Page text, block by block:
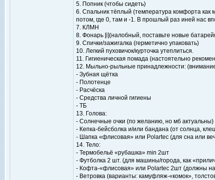
5. Попник (чтобы сидеть)
6. Спальник тёплый (температура комфорта как
потом, где 0, там и -1. В прошлый раз иней нас
7. КЛМН
8. Фонарь [i](налобный, поставьте новые
9. Спички/зажигалка (герметично упаковать)
10. Легкий пуховичок/курточка утеплиться.
11. Гигиеническая помада (настоятельно
12. Мыльно-рыльные принадлежности:
- Зубная щётка
- Полотенце
- Расчёска
- Средства личной гигиены
- ТБ
13. Голова:
- Солнечные очки (по желанию, но мб актуальны)
- Кепка-бейсболка и/или бандана (от солнца,
- Шапка «флисовая» или Polartec (для сна или
14. Тело:
- Термобельё «рубашка» min 2шт
- Футболка 2 шт. (для машины/города, как
- Кофта-«флисовая» или Polartec 2шт (должны
- Ветровка (варианты: камуфляж-«комок»,